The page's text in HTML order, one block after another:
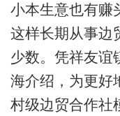
小本生意也有赚
这样长期从事边
少数。凭祥友谊
海介绍，为更好
村级边贸合作社